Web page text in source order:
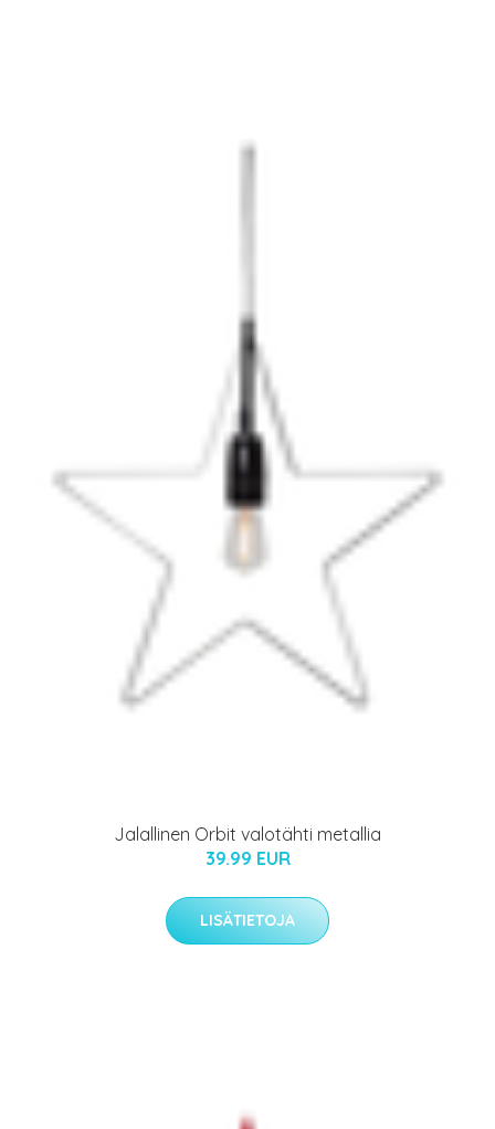
Jalallinen Orbit valotähti metallia
39.99 EUR
LISÄTIETOJA